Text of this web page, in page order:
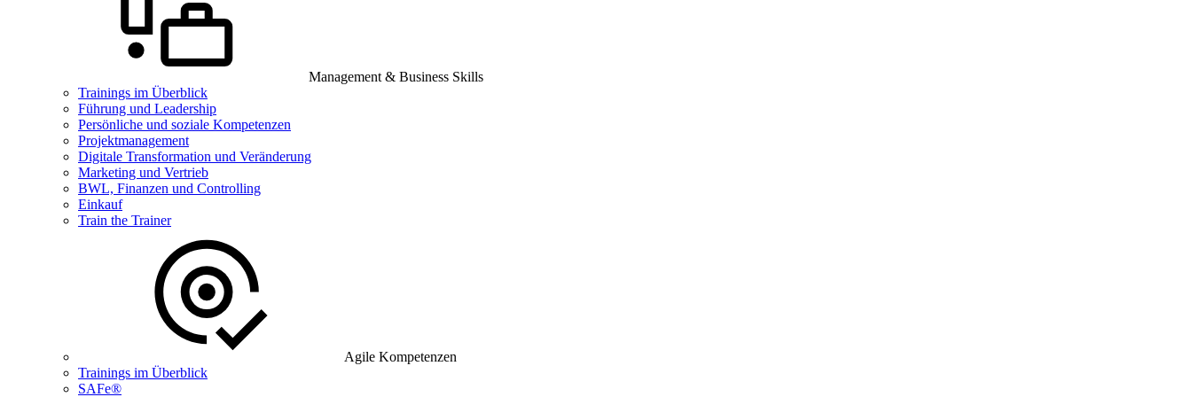
Management & Business Skills
Trainings im Überblick
Führung und Leadership
Persönliche und soziale Kompetenzen
Projektmanagement
Digitale Transformation und Veränderung
Marketing und Vertrieb
BWL, Finanzen und Controlling
Einkauf
Train the Trainer
Agile Kompetenzen
Trainings im Überblick
SAFe®